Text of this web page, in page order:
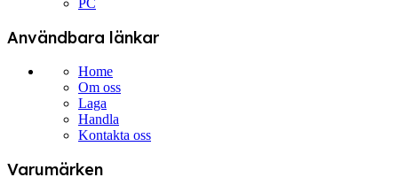
PC
Användbara länkar
Home
Om oss
Laga
Handla
Kontakta oss
Varumärken